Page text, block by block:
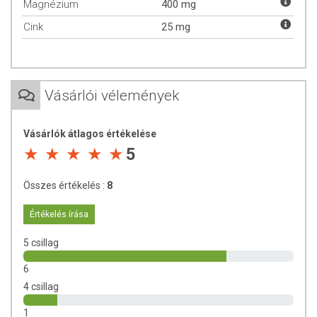
Hozzájárul a normál izomműködéshez.
Részt vesz a normál ingerületátvitelben.
Szükséges a normál fogazat fenntartásá­hoz.
Magnézium -ionok szükségesek az izmok működéséhez, különösen a
a kálcium és foszfor anyagcserét, így szerepet játszik a csontok és a
A MAGNÉZIUM:
Hozzájárul az elektrolit-egyensúly fenntar­tásához.
Részt vesz a normál energiatermelő anyagcsere-
Hozzájárul az idegrendszer megfelelő működéséhez.
Hozzájárul a normál izomműködéshez.
Magnézium
400 mg
Cink
25 mg
Vásárlói vélemények
Vásárlók átlagos értékelése
5
Összes értékelés : 8
Értékelés írása
5 csillag
6
4 csillag
1